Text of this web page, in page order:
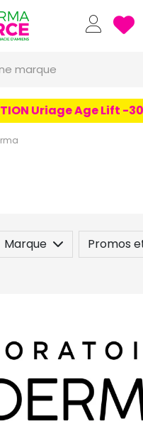
Pharmaforce
produit
marque
Uriage Age Lift -30%
Marque Promos